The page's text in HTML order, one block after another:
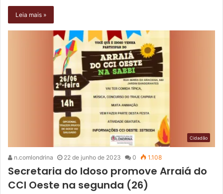
Leia mais »
Cidadão
n.comlondrina 22 de junho de 2023 0 1.108
Secretaria do Idoso promove Arraiá do
CCI Oeste na segunda (26)